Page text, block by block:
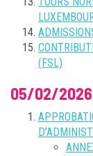
(FSL)
05/02/2026